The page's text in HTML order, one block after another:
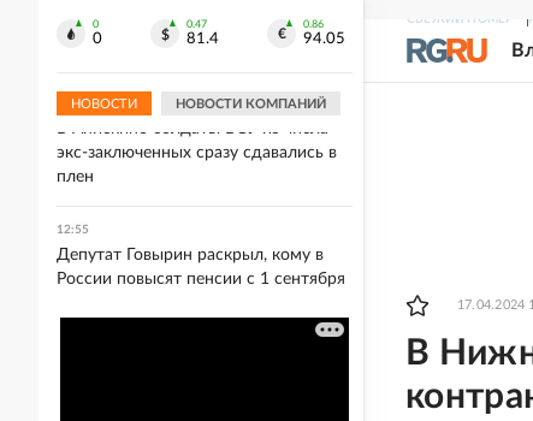
СВЕЖИЙ НОМЕР
17.04.2024
В
0
0
0.47
81.4
0.86
94.05
НОВОСТИ НОВОСТИ КОМПАНИЙ
Житель Кисловодска умер после
12:56
В Анискино солдаты ВСУ из числа
экс-заключенных сразу сдавались в
плен
12:55
Депутат Говырин раскрыл, кому в
России повысят пенсии с 1 сентября